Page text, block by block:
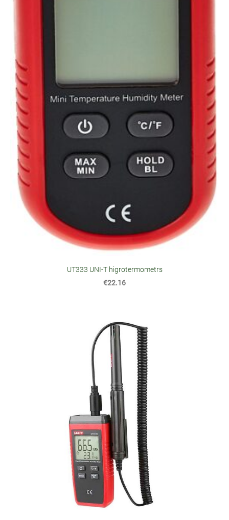
UT333 UNI-T higrotermometrs
€22.16